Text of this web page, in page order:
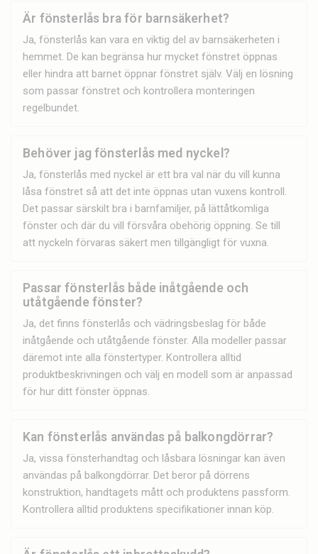
Är fönsterlås bra för barnsäkerhet?
Ja, fönsterlås kan vara en viktig del av barnsäkerheten i
hemmet. De kan begränsa hur mycket fönstret öppnas
eller hindra att barnet öppnar fönstret själv. Välj en lösning
som passar fönstret och kontrollera monteringen
regelbundet.
Behöver jag fönsterlås med nyckel?
Ja, fönsterlås med nyckel är ett bra val när du vill kunna
låsa fönstret så att det inte öppnas utan vuxens kontroll.
Det passar särskilt bra i barnfamiljer, på lättåtkomliga
fönster och där du vill försvåra obehörig öppning. Se till
att nyckeln förvaras säkert men tillgängligt för vuxna.
Passar fönsterlås både inåtgående och
utåtgående fönster?
Ja, det finns fönsterlås och vädringsbeslag för både
inåtgående och utåtgående fönster. Alla modeller passar
däremot inte alla fönstertyper. Kontrollera alltid
produktbeskrivningen och välj en modell som är anpassad
för hur ditt fönster öppnas.
Kan fönsterlås användas på balkongdörrar?
Ja, vissa fönsterhandtag och låsbara lösningar kan även
användas på balkongdörrar. Det beror på dörrens
konstruktion, handtagets mått och produktens passform.
Kontrollera alltid produktens specifikationer innan köp.